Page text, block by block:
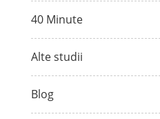
40 Minute
Alte studii
Blog